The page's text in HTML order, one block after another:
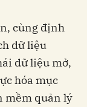
cùng định
dữ liệu
dữ liệu mở,
hóa mục
mềm quản lý